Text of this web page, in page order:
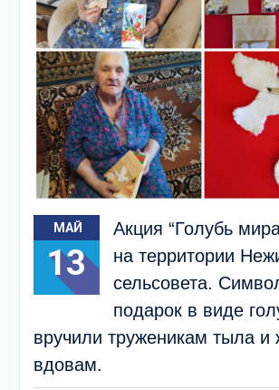
МАЙ
13
Акция “Голубь
на территории
сельсовета.
подарок в виде
вручили труженикам тыла
вдовам.